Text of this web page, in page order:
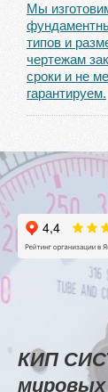
Мы
типов и
чертежам
сроки и не
гарантируем.
КИП
мировых